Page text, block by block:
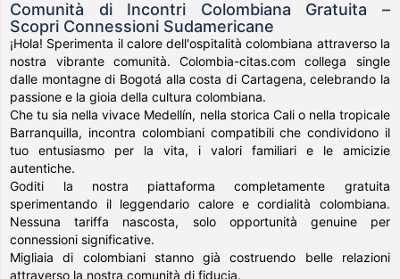
Comunità di Incontri Colombiana Gratuita –
Scopri Connessioni Sudamericane
¡Hola! Sperimenta il calore dell'ospitalità colombiana attraverso la
nostra vibrante comunità. Colombia-citas.com collega single
dalle montagne di Bogotá alla costa di Cartagena, celebrando la
passione e la gioia della cultura colombiana.
Che tu sia nella vivace Medellín, nella storica Cali o nella tropicale
Barranquilla, incontra colombiani compatibili che condividono il
tuo entusiasmo per la vita, i valori familiari e le amicizie
autentiche.
Goditi la nostra piattaforma completamente gratuita
sperimentando il leggendario calore e cordialità colombiana.
Nessuna tariffa nascosta, solo opportunità genuine per
connessioni significative.
Migliaia di colombiani stanno già costruendo belle relazioni
attraverso la nostra comunità di fiducia.